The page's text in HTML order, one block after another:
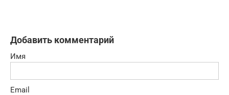
Добавить комментарий
Имя
Email